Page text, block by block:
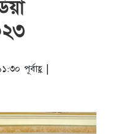
পূর্বাহ্ণ |